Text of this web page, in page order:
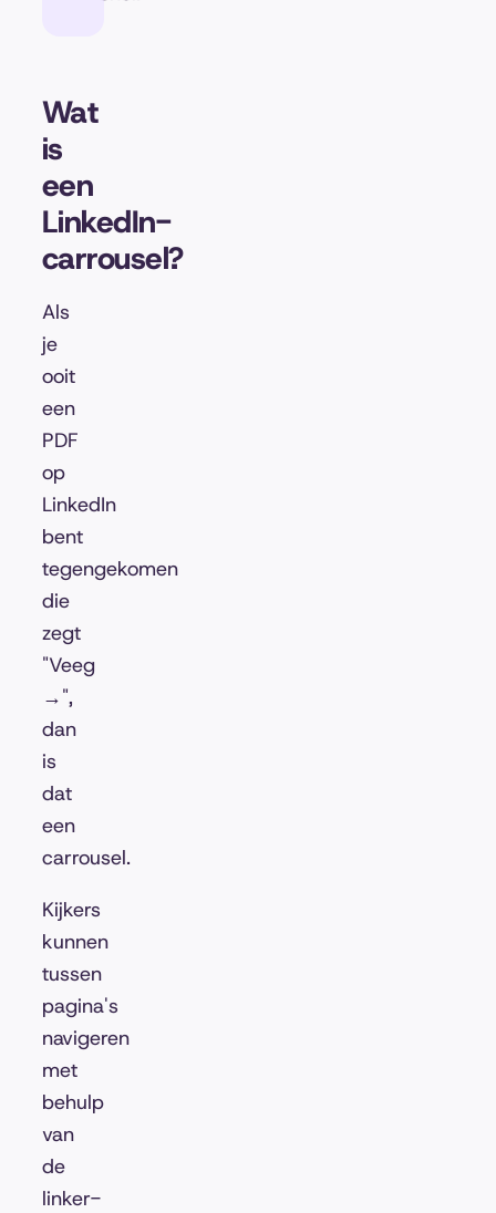
Wat
is
een
LinkedIn-
carrousel?
Als
je
ooit
een
PDF
op
LinkedIn
bent
tegengekomen
die
zegt
"Veeg
→",
dan
is
dat
een
carrousel.
Kijkers
kunnen
tussen
pagina's
navigeren
met
behulp
van
de
linker-